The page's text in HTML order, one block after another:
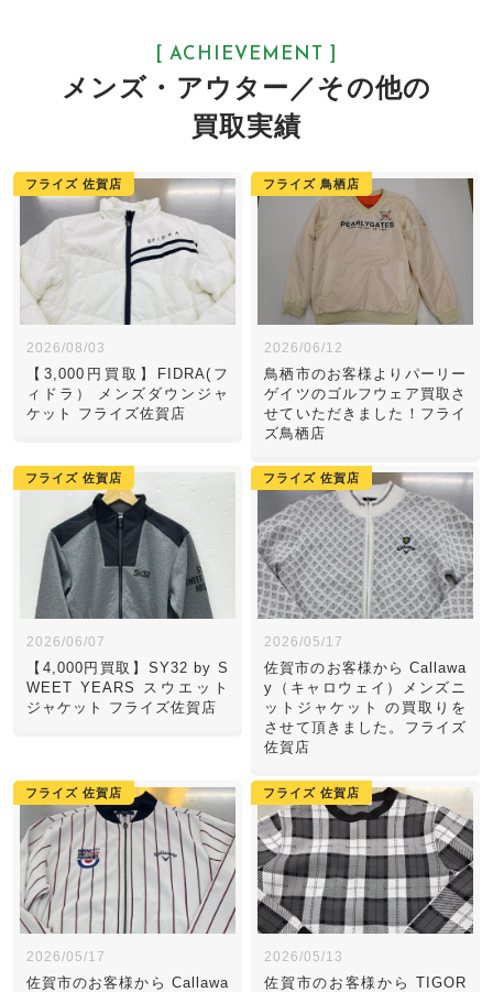
[ ACHIEVEMENT ]
メンズ・アウター／その他の
買取実績
フライズ 佐賀店
2026/08/03
【3,000円買取】FIDRA(フ
ィドラ） メンズダウンジャ
ケット フライズ佐賀店
フライズ 鳥栖店
2026/06/12
鳥栖市のお客様よりパーリー
ゲイツのゴルフウェア買取さ
せていただきました！フライ
ズ鳥栖店
フライズ 佐賀店
2026/06/07
【4,000円買取】SY32 by S
WEET YEARS スウエット
ジャケット フライズ佐賀店
フライズ 佐賀店
2026/05/17
佐賀市のお客様から Callawa
y（キャロウェイ）メンズニ
ットジャケット の買取りを
させて頂きました。フライズ
佐賀店
フライズ 佐賀店
2026/05/17
佐賀市のお客様から Callawa
フライズ 佐賀店
2026/05/13
佐賀市のお客様から TIGOR